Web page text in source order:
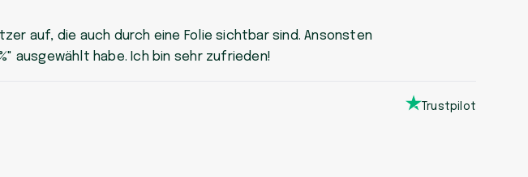
auf, die auch durch eine Folie sichtbar sind. Ansonsten
ausgewählt habe. Ich bin sehr zufrieden!
Trustpilot